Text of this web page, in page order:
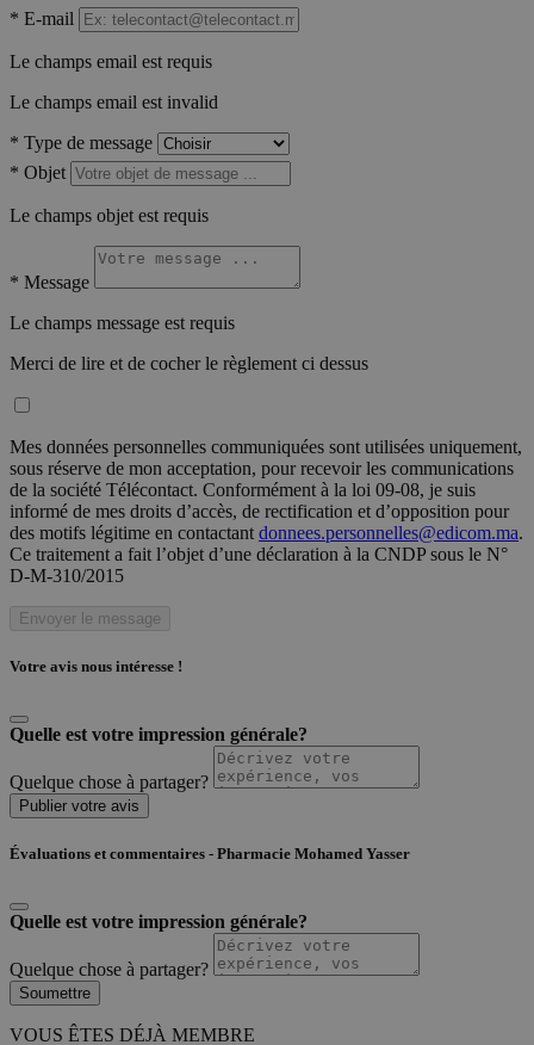
* E-mail
Le champs email est requis
Le champs email est invalid
* Type de message
* Objet
Le champs objet est requis
* Message
Le champs message est requis
Merci de lire et de cocher le règlement ci dessus
Mes données personnelles communiquées sont utilisées uniquement,
sous réserve de mon acceptation, pour recevoir les communications
de la société Télécontact. Conformément à la loi 09-08, je suis
informé de mes droits d’accès, de rectification et d’opposition pour
des motifs légitime en contactant donnees.personnelles@edicom.ma.
Ce traitement a fait l’objet d’une déclaration à la CNDP sous le N°
D-M-310/2015
Envoyer le message
Votre avis nous intéresse !
Quelle est votre impression générale?
Quelque chose à partager?
Publier votre avis
Évaluations et commentaires - Pharmacie Mohamed Yasser
Quelle est votre impression générale?
Quelque chose à partager?
Soumettre
VOUS ÊTES DÉJÀ MEMBRE